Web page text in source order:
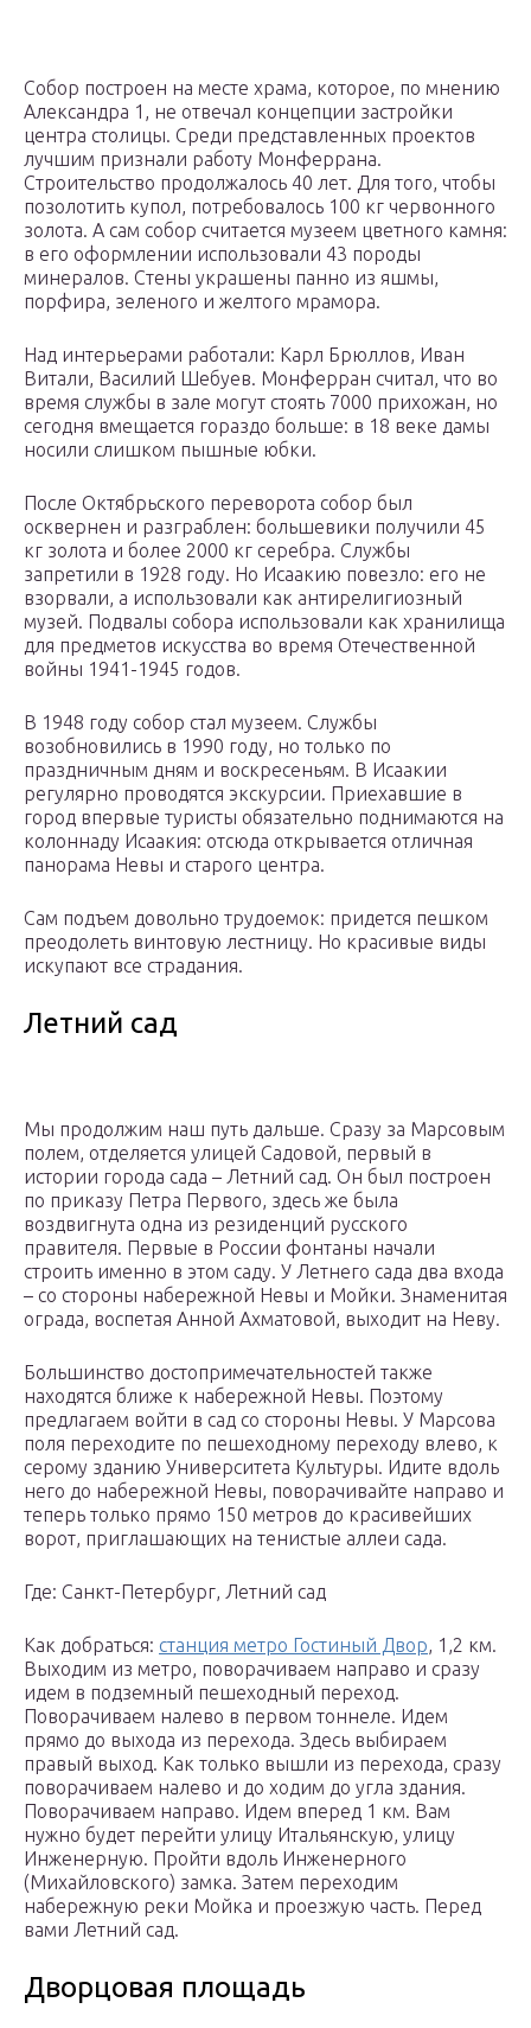
Собор построен на месте храма, которое, по мнению
Александра 1, не отвечал концепции застройки
центра столицы. Среди представленных проектов
лучшим признали работу Монферрана.
Строительство продолжалось 40 лет. Для того, чтобы
позолотить купол, потребовалось 100 кг червонного
золота. А сам собор считается музеем цветного камня:
в его оформлении использовали 43 породы
минералов. Стены украшены панно из яшмы,
порфира, зеленого и желтого мрамора.
Над интерьерами работали: Карл Брюллов, Иван
Витали, Василий Шебуев. Монферран считал, что во
время службы в зале могут стоять 7000 прихожан, но
сегодня вмещается гораздо больше: в 18 веке дамы
носили слишком пышные юбки.
После Октябрьского переворота собор был
осквернен и разграблен: большевики получили 45
кг золота и более 2000 кг серебра. Службы
запретили в 1928 году. Но Исаакию повезло: его не
взорвали, а использовали как антирелигиозный
музей. Подвалы собора использовали как хранилища
для предметов искусства во время Отечественной
войны 1941-1945 годов.
В 1948 году собор стал музеем. Службы
возобновились в 1990 году, но только по
праздничным дням и воскресеньям. В Исаакии
регулярно проводятся экскурсии. Приехавшие в
город впервые туристы обязательно поднимаются на
колоннаду Исаакия: отсюда открывается отличная
панорама Невы и старого центра.
Сам подъем довольно трудоемок: придется пешком
преодолеть винтовую лестницу. Но красивые виды
искупают все страдания.
Летний сад
Мы продолжим наш путь дальше. Сразу за Марсовым
полем, отделяется улицей Садовой, первый в
истории города сада – Летний сад. Он был построен
по приказу Петра Первого, здесь же была
воздвигнута одна из резиденций русского
правителя. Первые в России фонтаны начали
строить именно в этом саду. У Летнего сада два входа
– со стороны набережной Невы и Мойки. Знаменитая
ограда, воспетая Анной Ахматовой, выходит на Неву.
Большинство достопримечательностей также
находятся ближе к набережной Невы. Поэтому
предлагаем войти в сад со стороны Невы. У Марсова
поля переходите по пешеходному переходу влево, к
серому зданию Университета Культуры. Идите вдоль
него до набережной Невы, поворачивайте направо и
теперь только прямо 150 метров до красивейших
ворот, приглашающих на тенистые аллеи сада.
Где: Санкт-Петербург, Летний сад
Как добраться: станция метро Гостиный Двор, 1,2 км.
Выходим из метро, поворачиваем направо и сразу
идем в подземный пешеходный переход.
Поворачиваем налево в первом тоннеле. Идем
прямо до выхода из перехода. Здесь выбираем
правый выход. Как только вышли из перехода, сразу
поворачиваем налево и до ходим до угла здания.
Поворачиваем направо. Идем вперед 1 км. Вам
нужно будет перейти улицу Итальянскую, улицу
Инженерную. Пройти вдоль Инженерного
(Михайловского) замка. Затем переходим
набережную реки Мойка и проезжую часть. Перед
вами Летний сад.
Дворцовая площадь